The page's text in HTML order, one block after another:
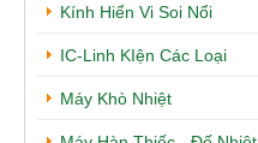
Kính Hiển Vi Soi Nổi
IC-Linh KIện Các Loại
Máy Khò Nhiệt